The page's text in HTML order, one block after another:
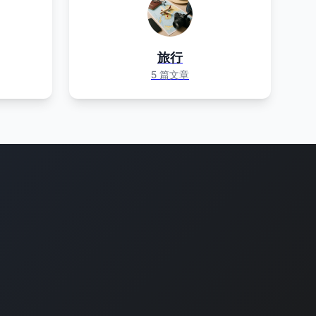
旅行
5 篇文章